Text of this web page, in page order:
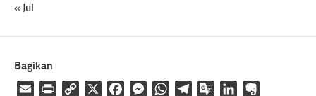
« Jul
Bagikan
Email
Print
Copy
FacebookMessengerWhatsAppTelegramGoogleLinkedIn